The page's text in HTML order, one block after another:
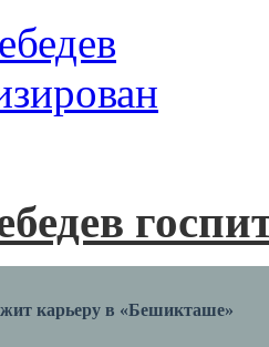
карьеру в «Бешикташе»